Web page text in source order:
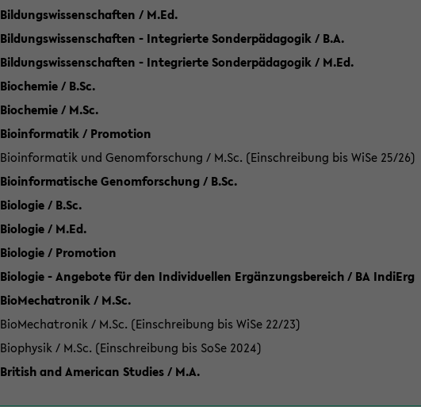
Bildungswissenschaften / M.Ed.
Bildungswissenschaften - Integrierte Sonderpädagogik / B.A.
Bildungswissenschaften - Integrierte Sonderpädagogik / M.Ed.
Biochemie / B.Sc.
Biochemie / M.Sc.
Bioinformatik / Promotion
Bioinformatik und Genomforschung / M.Sc. (Einschreibung bis WiSe 25/26)
Bioinformatische Genomforschung / B.Sc.
Biologie / B.Sc.
Biologie / M.Ed.
Biologie / Promotion
Biologie - Angebote für den Individuellen Ergänzungsbereich / BA IndiErg
BioMechatronik / M.Sc.
BioMechatronik / M.Sc. (Einschreibung bis WiSe 22/23)
Biophysik / M.Sc. (Einschreibung bis SoSe 2024)
British and American Studies / M.A.